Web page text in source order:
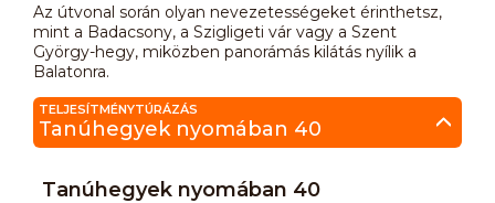
Az útvonal során olyan nevezetességeket érinthetsz,
mint a Badacsony, a Szigligeti vár vagy a Szent
György-hegy, miközben panorámás kilátás nyílik a
Balatonra.
TELJESÍTMÉNYTÚRÁZÁS
Tanúhegyek nyomában 40
Tanúhegyek nyomában 40